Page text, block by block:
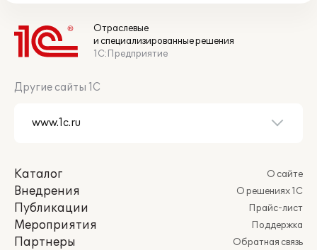
Отраслевые
и специализированные решения
1С:Предприятие
Другие сайты 1С
Каталог
Внедрения
Публикации
Мероприятия
Партнеры
О сайте
О решениях 1С
Прайс-лист
Поддержка
Обратная связь